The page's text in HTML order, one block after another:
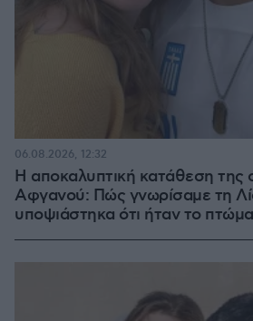
Η αποκαλυπτική κατάθεση της
Αφγανού: Πώς γνωρίσαμε τη
υποψιάστηκα ότι ήταν το
06.08.2026, 12:32